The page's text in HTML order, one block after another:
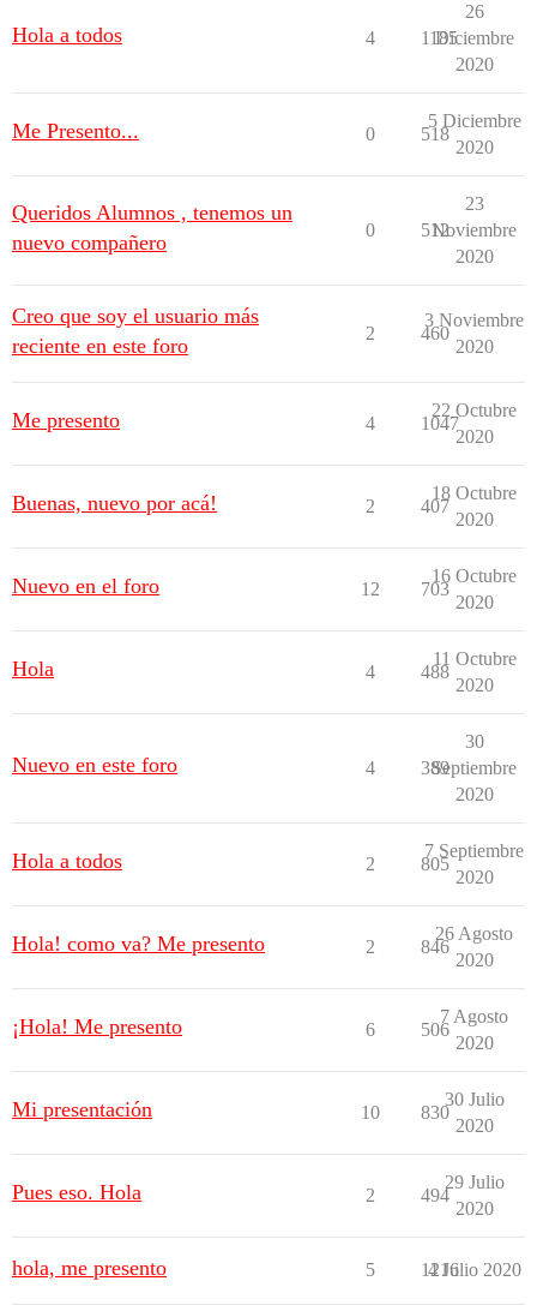
Hola a todos 4 1185
26
Diciembre
2020
Me Presento... 0 518
5 Diciembre
2020
Queridos Alumnos , tenemos un
nuevo compañero
0 512
23
Noviembre
2020
Creo que soy el usuario más
reciente en este foro
2 460
3 Noviembre
2020
Me presento 4 1047
22 Octubre
2020
Buenas, nuevo por acá! 2 407
18 Octubre
2020
Nuevo en el foro 12 703
16 Octubre
2020
Hola 4 488
11 Octubre
2020
Nuevo en este foro 4 389
30
Septiembre
2020
Hola a todos 2 805
7 Septiembre
2020
Hola! como va? Me presento 2 846
26 Agosto
2020
¡Hola! Me presento 6 506
7 Agosto
2020
Mi presentación 10 830
30 Julio
2020
Pues eso. Hola 2 494
29 Julio
2020
hola, me presento 5 1216
4 Julio 2020